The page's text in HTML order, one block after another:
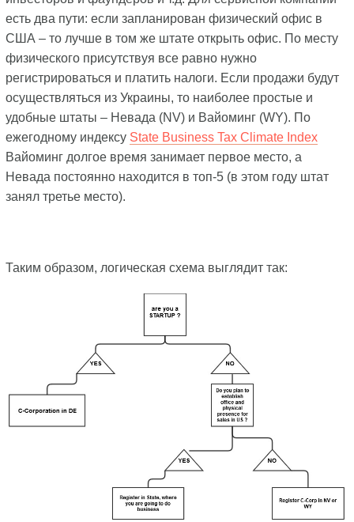
есть два пути: если запланирован физический офис в
США – то лучше в том же штате открыть офис. По месту
физического присутствуя все равно нужно
регистрироваться и платить налоги. Если продажи будут
осуществляться из Украины, то наиболее простые и
удобные штаты – Невада (NV) и Вайоминг (WY). По
ежегодному индексу State Business Tax Climate Index
Вайоминг долгое время занимает первое место, а
Невада постоянно находится в топ-5 (в этом году штат
занял третье место).
Таким образом, логическая схема выглядит так: